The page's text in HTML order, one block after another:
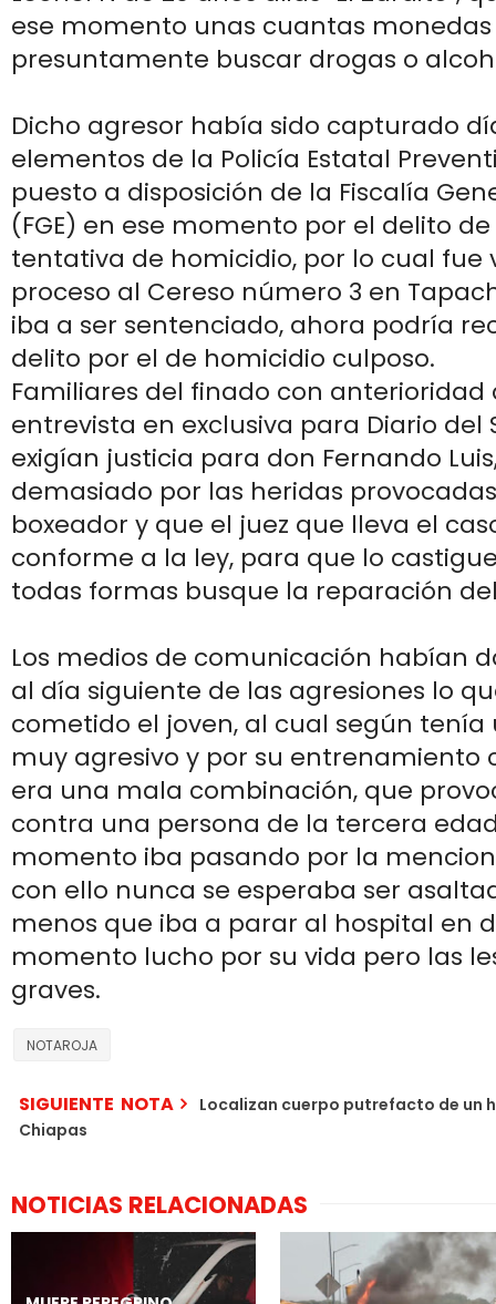
ese momento unas cuantas
presuntamente buscar drogas o
Dicho agresor había sido capturado
elementos de la Policía Estatal
puesto a disposición de la Fiscalía
(FGE) en ese momento por el delito
tentativa de homicidio, por lo cual fue
proceso al Cereso número 3 en
iba a ser sentenciado, ahora podría
delito por el de homicidio culposo.
Familiares del finado con anterioridad
entrevista en exclusiva para Diario del
exigían justicia para don Fernando
demasiado por las heridas
boxeador y que el juez que lleva el
conforme a la ley, para que lo
todas formas busque la reparación
Los medios de comunicación habían
al día siguiente de las agresiones lo
cometido el joven, al cual según
muy agresivo y por su entrenamiento
era una mala combinación, que
contra una persona de la tercera
momento iba pasando por la
con ello nunca se esperaba ser
menos que iba a parar al hospital en
momento lucho por su vida pero las
graves.
NOTAROJA
SIGUIENTE NOTA
Localizan cuerpo putrefacto de un
Chiapas
NOTICIAS RELACIONADAS